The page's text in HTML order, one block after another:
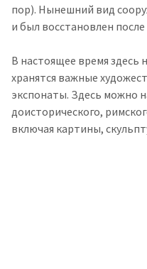
пор). Нынешний вид
и был восстановлен
В настоящее время здесь
хранятся важные
экспонаты. Здесь можно
доисторического,
включая картины,